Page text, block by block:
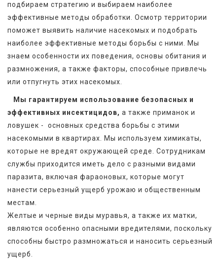
подбираем стратегию и выбираем наиболее
эффективные методы обработки. Осмотр территории
поможет выявить наличие насекомых и подобрать
наиболее эффективные методы борьбы с ними. Мы
знаем особенности их поведения, основы обитания и
размножения, а также факторы, способные привлечь
или отпугнуть этих насекомых.
Мы гарантируем использование безопасных и
эффективных инсектицидов, а также приманок и
ловушек -  основных средства борьбы с этими
насекомыми в квартирах. Мы используем химикаты,
которые не вредят окружающей среде. Сотрудникам
службы приходится иметь дело с разными видами
паразита, включая фараоновых, которые могут
нанести серьезный ущерб урожаю и общественным
местам.
Желтые и черные виды муравья, а также их матки,
являются особенно опасными вредителями, поскольку
способны быстро размножаться и наносить серьезный
ущерб.